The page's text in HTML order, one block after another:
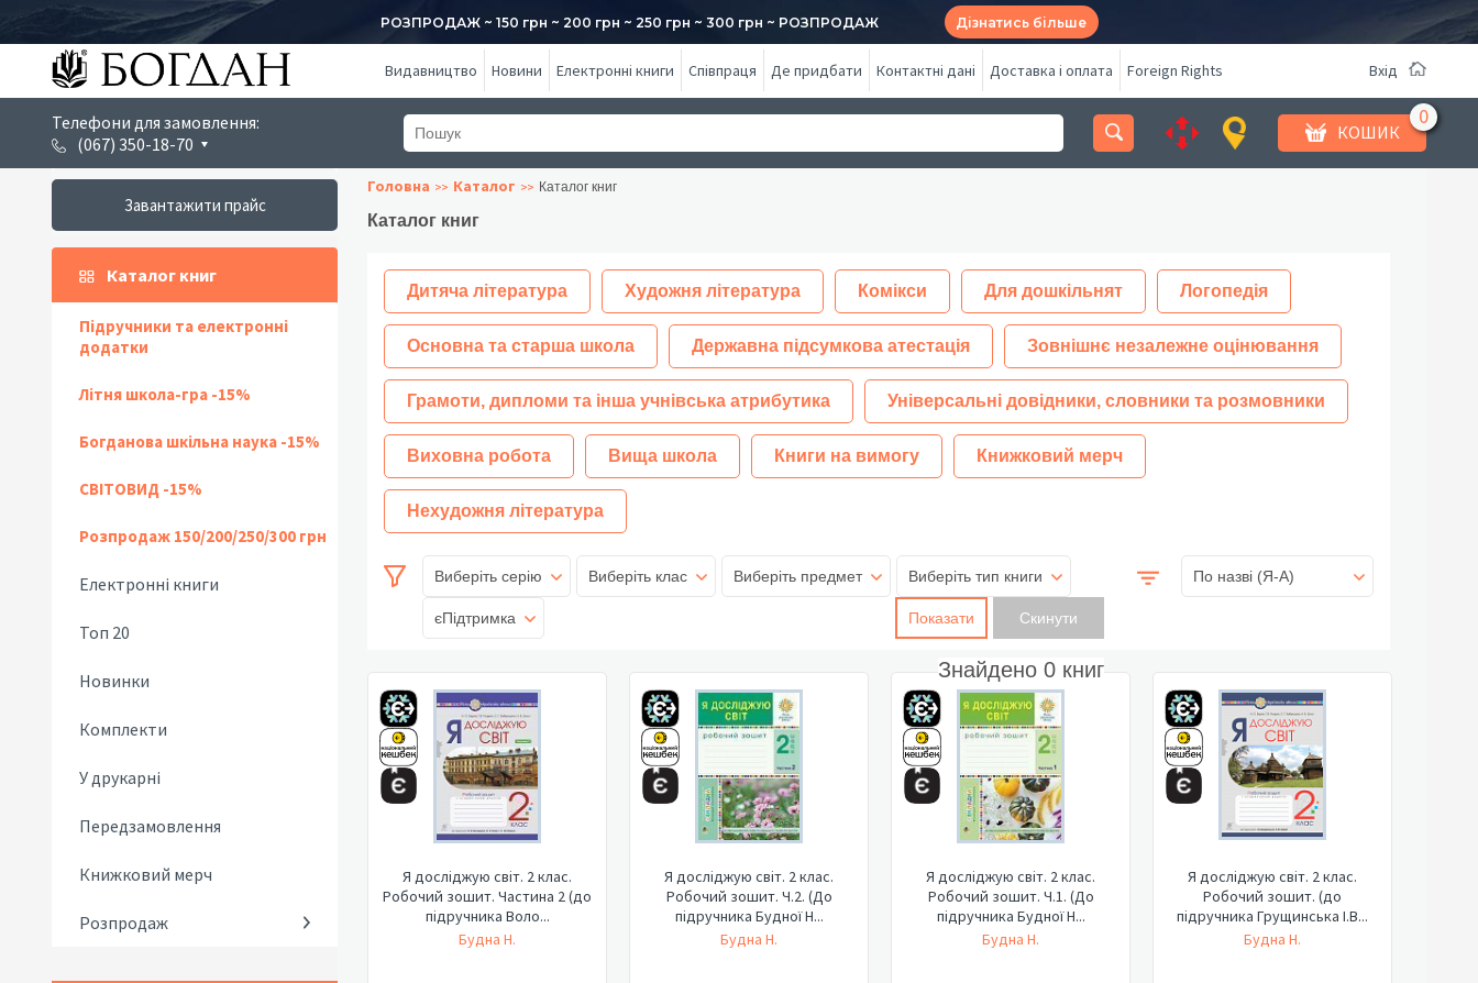
РОЗПРОДАЖ ~ 150 грн ~ 200 грн ~ 250 грн ~ 300 грн ~ РОЗПРОДАЖ Дізнатись більше
Видавництво Новини Електронні книги Співпраця Де придбати Контактні дані Доставка і оплата Foreign Rights Вхід
Телефони для замовлення:
(067) 350-18-70
КОШИК
Завантажити прайс
Каталог книг
Підручники та електронні
додатки
Літня школа-гра -15%
Богданова шкільна наука -15%
СВІТОВИД -15%
Розпродаж 150/200/250/300 грн
Електронні книги
Топ 20
Новинки
Комплекти
У друкарні
Передзамовлення
Книжковий мерч
Розпродаж
Головна Каталог Каталог книг
Каталог книг
Дитяча література Художня література Комікси Для дошкільнят Логопедія
Основна та старша школа Державна підсумкова атестація Зовнішнє незалежне оцінювання
Грамоти, дипломи та інша учнівська атрибутика Універсальні довідники, словники та розмовники
Виховна робота Вища школа Книги на вимогу Книжковий мерч
Нехудожня література
Виберіть серію Виберіть клас Виберіть предмет Виберіть тип книги
єПідтримка Показати
Знайдено 0 книг
По назві (Я-А)
Я досліджую світ. 2 клас.
Робочий зошит. Частина 2 (до
підручника Воло...
Будна Н.
Я досліджую світ. 2 клас.
Робочий зошит. Ч.2. (До
підручника Будної Н...
Будна Н.
Я досліджую світ. 2 клас.
Робочий зошит. Ч.1. (До
підручника Будної Н...
Будна Н.
Я досліджую світ. 2 клас.
Робочий зошит. (до
підручника Грущинська І.В...
Будна Н.